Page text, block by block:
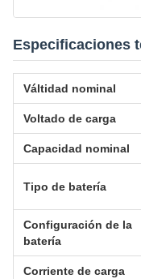
Especificaciones
Válti­dad nominal
Voltado de carga
Capacidad nominal
Tipo de batería
Configuración de la
batería
Corriente de carga